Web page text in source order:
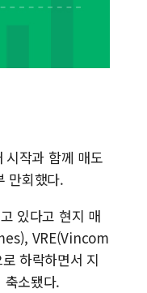
시작과 함께 매도
만회했다.
있다고 현지 매
VRE(Vincom
하락하면서 지
소됐다.